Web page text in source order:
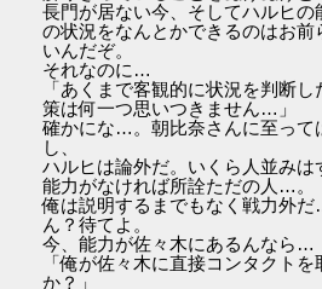
長門が居ない今、そしてハルヒの
の状況をなんとかできるのはお
いんだぞ。
それなのに…
「あくまで客観的に状況を判断
策は何一つ思いつきません…」
確かにな…。朝比奈さんに至って
し、
ハルヒは論外だ。いくら人並みは
能力がなければ所詮ただの人…。
俺は説明するまでもなく戦力外だ
ん？待てよ。
今、能力が佐々木にあるんなら…
「俺が佐々木に直接コンタクト
か？」